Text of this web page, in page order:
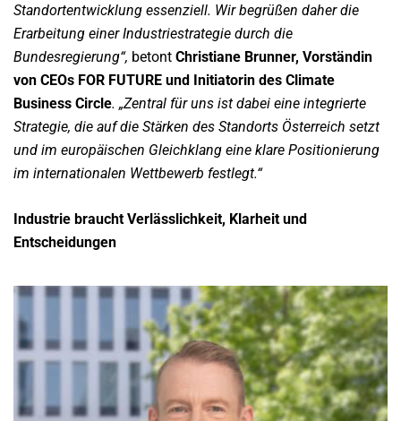
Standortentwicklung essenziell. Wir begrüßen daher die
Erarbeitung einer Industriestrategie durch die
Bundesregierung“, betont Christiane Brunner, Vorständin
von CEOs FOR FUTURE und Initiatorin des Climate
Business Circle. „Zentral für uns ist dabei eine integrierte
Strategie, die auf die Stärken des Standorts Österreich setzt
und im europäischen Gleichklang eine klare Positionierung
im internationalen Wettbewerb festlegt.“
Industrie braucht Verlässlichkeit, Klarheit und
Entscheidungen